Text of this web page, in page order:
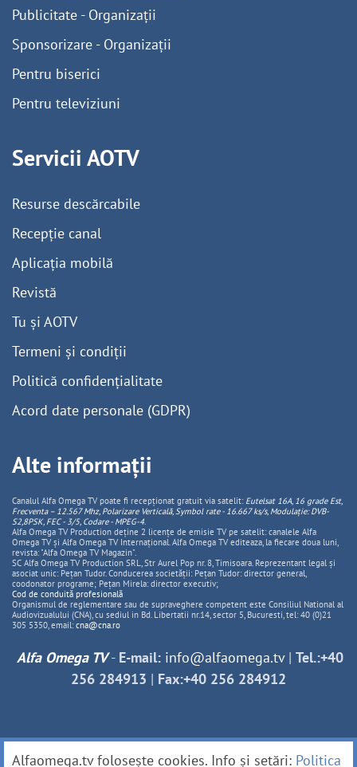
Publicitate - Organizații
Sponsorizare - Organizații
Pentru biserici
Pentru televiziuni
Servicii AOTV
Resurse descărcabile
Recepție canal
Aplicația mobilă
Revistă
Tu și AOTV
Termeni și condiții
Politică confidențialitate
Acord date personale (GDPR)
Alte informații
Canalul Alfa Omega TV poate fi recepționat gratuit via satelit: Eutelsat 16A, 16 grade Est,
Frecventa – 12.567 Mhz, PolarizareVerticală, Symbol rate - 16.667 ks/s, Modulație: DVB-
S2,8PSK, FEC - 3/5, Codare - MPEG-4.
Alfa Omega TV Production deține 2 licențe de emisie TV pe satelit: canalele Alfa
Omega TV și Alfa Omega TV Internațional. Alfa Omega TV editeaza, la fiecare doua luni,
revista: "Alfa Omega TV Magazin".
SC Alfa Omega TV Production SRL, Str Aurel Pop nr. 8, Timisoara. Reprezentant legal și
asociat unic: Pețan Tudor. Conducerea societății: Pețan Tudor: director general,
coodonator programe; Pețan Mirela: director executiv;
Cod de conduită profesională
Organismul de reglementare sau de supraveghere competent este Consiliul National al
Audiovizualului (CNA), cu sediul in Bd. Libertatii nr.14, sector 5, Bucuresti, tel: 40 (0)21
305 5350, email: cna@cna.ro
Alfa Omega TV- E-mail: info@alfaomega.tv| Tel.:+40
256 284913 | Fax:+40 256 284912
Alfaomega.tv folosește cookies. Info și setări: Politica